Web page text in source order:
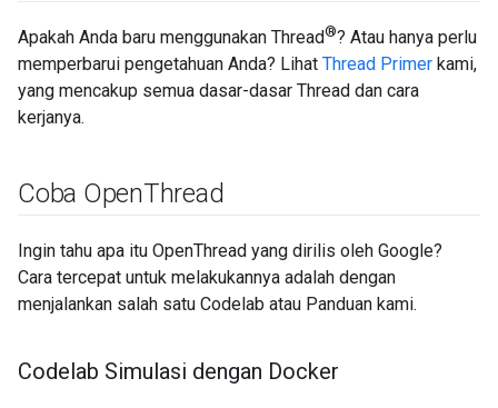
Apakah Anda baru menggunakan Thread®? Atau hanya perlu
memperbarui pengetahuan Anda? Lihat Thread Primer kami,
yang mencakup semua dasar-dasar Thread dan cara
kerjanya.
Coba OpenThread
Ingin tahu apa itu OpenThread yang dirilis oleh Google?
Cara tercepat untuk melakukannya adalah dengan
menjalankan salah satu Codelab atau Panduan kami.
Codelab Simulasi dengan Docker